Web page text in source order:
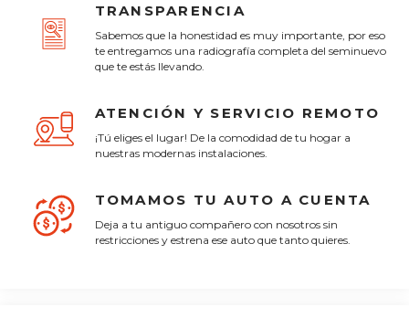
TRANSPARENCIA
Sabemos que la honestidad es muy importante, por eso
te entregamos una radiografía completa del seminuevo
que te estás llevando.
ATENCIÓN Y SERVICIO REMOTO
¡Tú eliges el lugar! De la comodidad de tu hogar a
nuestras modernas instalaciones.
TOMAMOS TU AUTO A CUENTA
Deja a tu antiguo compañero con nosotros sin
restricciones y estrena ese auto que tanto quieres.